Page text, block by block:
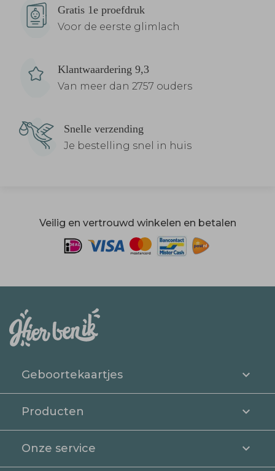
Gratis 1e proefdruk
Voor de eerste glimlach
Klantwaardering 9,3
Van meer dan 2757 ouders
Snelle verzending
Je bestelling snel in huis
Veilig en vertrouwd winkelen en betalen
Geboortekaartjes
Producten
Onze service